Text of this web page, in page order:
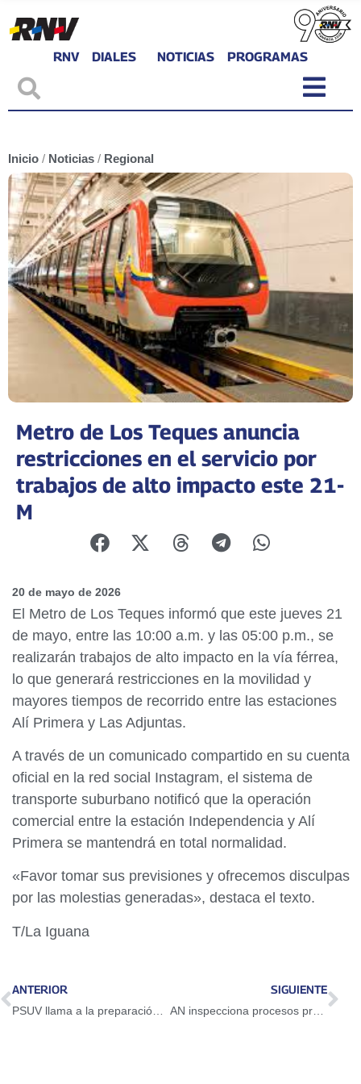
RNV DIALES NOTICIAS PROGRAMAS
Inicio / Noticias / Regional
Metro de Los Teques anuncia
restricciones en el servicio por
trabajos de alto impacto este 21-
M
20 de mayo de 2026
El Metro de Los Teques informó que este jueves 21
de mayo, entre las 10:00 a.m. y las 05:00 p.m., se
realizarán trabajos de alto impacto en la vía férrea,
lo que generará restricciones en la movilidad y
mayores tiempos de recorrido entre las estaciones
Alí Primera y Las Adjuntas.
A través de un comunicado compartido en su cuenta
oficial en la red social Instagram, el sistema de
transporte suburbano notificó que la operación
comercial entre la estación Independencia y Alí
Primera se mantendrá en total normalidad.
«Favor tomar sus previsiones y ofrecemos disculpas
por las molestias generadas», destaca el texto.
T/La Iguana
ANTERIOR
PSUV llama a la preparación de las comunas para la segunda Consulta Popular
SIGUIENTE
AN inspecciona procesos productivos de Café Santa Cruz en Mérida